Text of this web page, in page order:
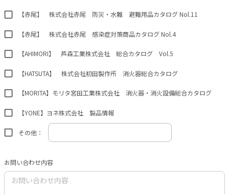
【赤尾】 株式会社赤尾 防災・水難 避難用品カタログ Nol.11
【赤尾】 株式会社赤尾 感染症対策商品カタログ Nol.4
【AHIMORI】 芦森工業株式会社 総合カタログ Vol.5
【HATSUTA】 株式会社初田製作所 消火器総合カタログ
【MORITA】モリタ宮田工業株式会社 消火器・消火設備総合カタログ
【YONE】ヨネ株式会社 製品情報
その他：
お問い合わせ内容